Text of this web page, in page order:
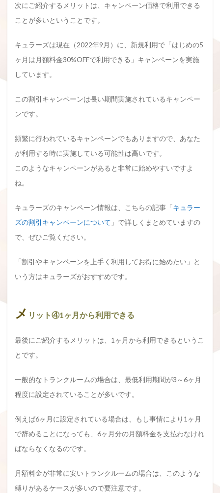
次にご紹介するメリットは、キャンペーン価格で利用できる
ことが多いということです。
キュラーズは現在（2022年9月）に、新規利用で「はじめの5
ヶ月は月額料金30%OFFで利用できる」キャンペーンを実施
しています。
この割引キャンペーンは長い期間実施されているキャンペー
ンです。
頻繁に行われているキャンペーンでもありますので、あなた
が利用する時に実施している可能性は高いです。
このようなキャンペーンがあると非常に始めやすいですよ
ね。
キュラーズのキャンペーン情報は、こちらの記事「キュラー
ズの割引キャンペーンについて 」で詳しくまとめていますの
で、ぜひご覧ください。
「割引やキャンペーンを上手く利用してお得に始めたい」と
いう方はキュラーズがおすすめです。
メ リット④1ヶ月から利用できる
最後にご紹介するメリットは、1ヶ月から利用できるというこ
とです。
一般的なトランクルームの場合は、最低利用期間が3～6ヶ月
程度に設定されていることが多いです。
例えば6ヶ月に設定されている場合は、もし事情により1ヶ月
で辞めることになっても、6ヶ月分の月額料金を支払わなけれ
ばならなくなるのです。
月額料金が非常に安いトランクルームの場合は、このような
縛りがあるケースが多いので要注意です。